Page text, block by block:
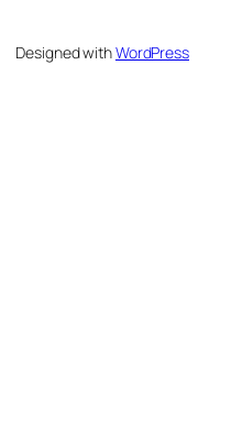
Designed withWordPress